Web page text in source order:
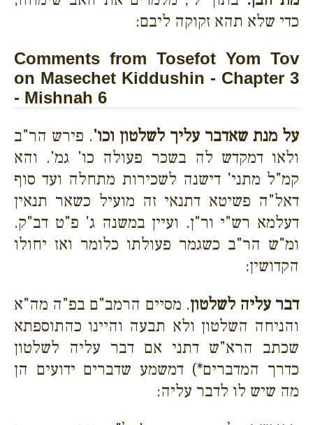
כדי שלא תהא זקוקה ליבם:
Comments from Tosefot Yom Tov
on Masechet Kiddushin - Chapter 3
- Mishnah 6
על מנת שאדבר עליך לשלטון וכו'. פירש הר"ב
ולאו דמקדש לה בשכר פעולה כו' גמ'. והא
קמ"ל מתני' דישנה לשכירות מתחלה ועד סוף
דאל"ה פשיטא דתנאי זה מועיל כשאר תנאין
דעלמא רש"י ור"ן. ועיין במשנה ג' פ"ט דב"ק.
ומ"ש הר"ב כשגמר פעולתו כלומר ואז יחולו
הקדושין:
דבר עליה לשלטון. מסיים הרמב"ם בפ"ה מה"א
והניחה השלטון ולא תבעה והיינו כהתוספתא
שכתב הרא"ש דתני אם דבר עליה לשלטון
כדרך המדברים*) דמשמע שדברים ידועים הן
מה שיש לו לדבר עליה: